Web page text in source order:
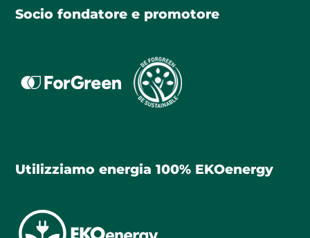
Socio fondatore e promotore
Utilizziamo energia 100% EKOenergy